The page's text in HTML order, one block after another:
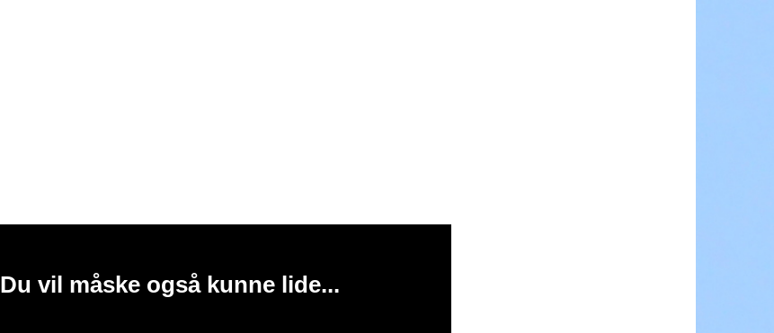
Du vil måske også kunne lide...